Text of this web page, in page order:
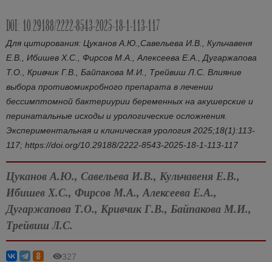
DOI: 10.29188/2222-8543-2025-18-1-113-117
Для цитирования: Цуканов А.Ю.,Савельева И.В., Кульчавеня
Е.В., Ибишев Х.С., Фирсов М.А., Алексеева Е.А., Дугаржапова
Т.О., Кривчик Г.В., Байпакова М.И., Трейвиш Л.С. Влияние
выбора противомикробного препарата в лечении
бессимптомной бактериурии беременных на акушерские и
перинатальные исходы и урологические осложнения.
Экспериментальная и клиническая урология 2025;18(1):113-
117; https://doi.org/10.29188/2222-8543-2025-18-1-113-117
Цуканов А.Ю., Савельева И.В., Кульчавеня Е.В.,
Ибишев Х.С., Фирсов М.А., Алексеева Е.А.,
Дугаржапова Т.О., Кривчик Г.В., Байпакова М.И.,
Трейвиш Л.С.
327